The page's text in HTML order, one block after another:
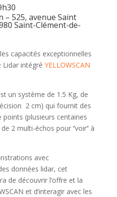
– 525, avenue Saint
Saint-Clément-de-
capacités exceptionnelles
intégré YELLOWSCAN
un système de 1.5 Kg, de
2 cm) qui fournit des
(plusieurs centaines
2 multi-échos pour ‘’voir’’ à
avec
données lidar, cet
de découvrir l’offre et la
et d’interagir avec les